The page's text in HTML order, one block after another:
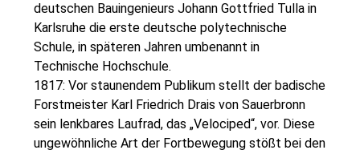
deutschen Bauingenieurs Johann Gottfried Tulla in
Karlsruhe die erste deutsche polytechnische
Schule, in späteren Jahren umbenannt in
Technische Hochschule.
1817: Vor staunendem Publikum stellt der badische
Forstmeister Karl Friedrich Drais von Sauerbronn
sein lenkbares Laufrad, das „Velociped“, vor. Diese
ungewöhnliche Art der Fortbewegung stößt bei den